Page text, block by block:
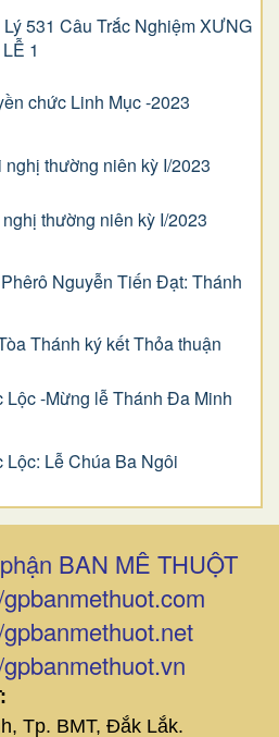
531 Câu Trắc Nghiệm XƯNG
1
chức Linh Mục -2023
nghị thường niên kỳ I/2023
thường niên kỳ I/2023
Nguyễn Tiến Đạt: Thánh
Thánh ký kết Thỏa thuận
Lộc -Mừng lễ Thánh Đa Minh
Lộc: Lễ Chúa Ba Ngôi
BAN MÊ THUỘT
Tp. BMT, Đắk Lắk.